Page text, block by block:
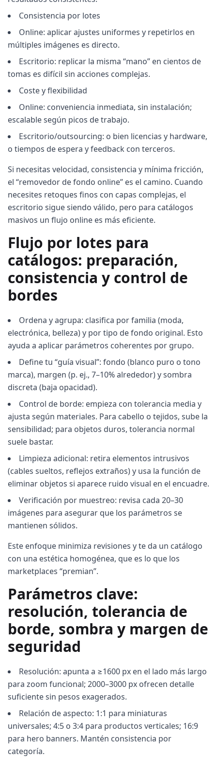
Consistencia por lotes
Online: aplicar ajustes uniformes y repetirlos en
múltiples imágenes es directo.
Escritorio: replicar la misma “mano” en cientos de
tomas es difícil sin acciones complejas.
Coste y flexibilidad
Online: conveniencia inmediata, sin instalación;
escalable según picos de trabajo.
Escritorio/outsourcing: o bien licencias y hardware,
o tiempos de espera y feedback con terceros.
Si necesitas velocidad, consistencia y mínima fricción,
el “removedor de fondo online” es el camino. Cuando
necesites retoques finos con capas complejas, el
escritorio sigue siendo válido, pero para catálogos
masivos un flujo online es más eficiente.
Flujo por lotes para
catálogos: preparación,
consistencia y control de
bordes
Ordena y agrupa: clasifica por familia (moda,
electrónica, belleza) y por tipo de fondo original. Esto
ayuda a aplicar parámetros coherentes por grupo.
Define tu “guía visual”: fondo (blanco puro o tono
marca), margen (p. ej., 7–10% alrededor) y sombra
discreta (baja opacidad).
Control de borde: empieza con tolerancia media y
ajusta según materiales. Para cabello o tejidos, sube la
sensibilidad; para objetos duros, tolerancia normal
suele bastar.
Limpieza adicional: retira elementos intrusivos
(cables sueltos, reflejos extraños) y usa la función de
eliminar objetos si aparece ruido visual en el encuadre.
Verificación por muestreo: revisa cada 20–30
imágenes para asegurar que los parámetros se
mantienen sólidos.
Este enfoque minimiza revisiones y te da un catálogo
con una estética homogénea, que es lo que los
marketplaces “premian”.
Parámetros clave:
resolución, tolerancia de
borde, sombra y margen de
seguridad
Resolución: apunta a ≥1600 px en el lado más largo
para zoom funcional; 2000–3000 px ofrecen detalle
suficiente sin pesos exagerados.
Relación de aspecto: 1:1 para miniaturas
universales; 4:5 o 3:4 para productos verticales; 16:9
para hero banners. Mantén consistencia por
categoría.